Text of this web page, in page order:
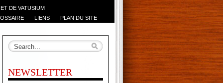
DE VATUSIUM
LIENS PLAN DU SITE
NEWSLETTER